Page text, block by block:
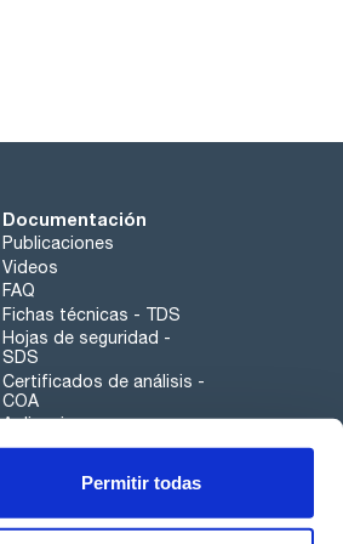
Permitir todas
Documentación
Publicaciones
Videos
FAQ
Fichas técnicas - TDS
Hojas de seguridad -
SDS
Certificados de análisis -
COA
Aplicaciones
Tabla Periódica
Canal de denuncias